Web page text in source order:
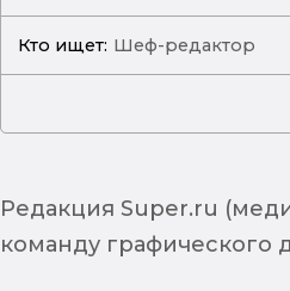
Кто ищет: Шеф-редактор
Редакция Super.ru
команду графического